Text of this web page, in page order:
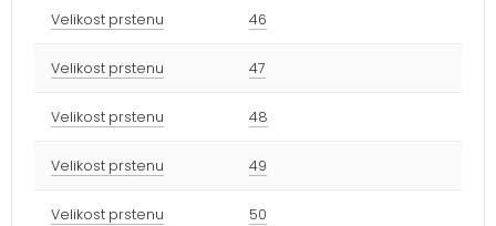
Velikost prstenu 46
Velikost prstenu 47
Velikost prstenu 48
Velikost prstenu 49
Velikost prstenu 50